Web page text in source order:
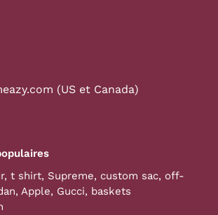
(US et Canada)
, t shirt, Supreme, custom sac, off-
, Apple, Gucci, baskets